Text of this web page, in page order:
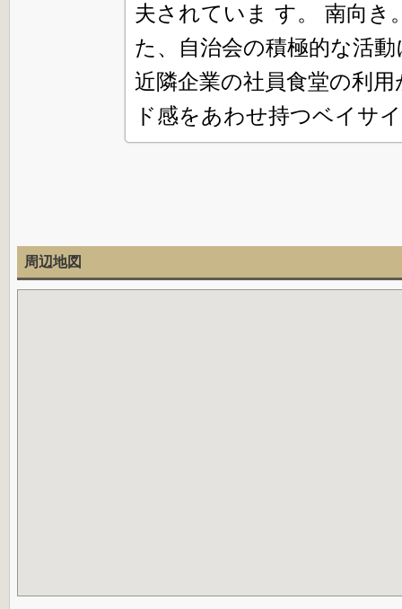
夫されていま す。 南向き
た、自治会の積極的な活
近隣企業の社員食堂の利
ド感をあわせ持つベイサ
周辺地図